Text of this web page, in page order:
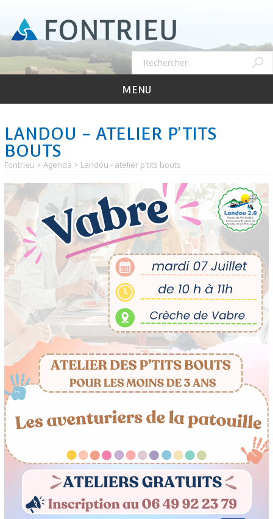
contenu
principal
Rechercher
MENU
LANDOU - ATELIER P'TITS
BOUTS
Fontrieu Agenda Landou - atelier p'tits bouts